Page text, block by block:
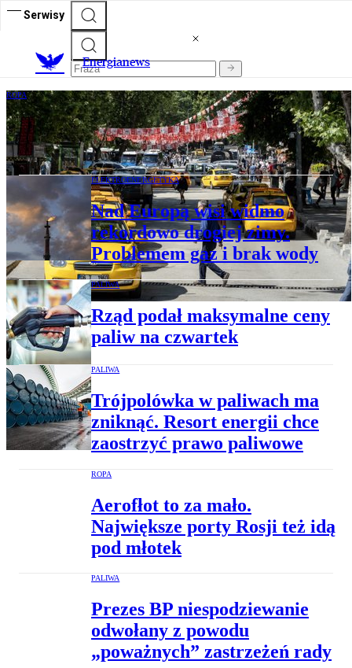
Serwisy
Energianews
ROPA
Rosyjska ropa za droga dla Turcji.
Ankara szuka nowych dostawców
ELEKTROENERGETYKA
Nad Europą wisi widmo
rekordowo drogiej zimy.
Problemem gaz i brak wody
PALIWA
Rząd podał maksymalne ceny
paliw na czwartek
PALIWA
Trójpolówka w paliwach ma
zniknąć. Resort energii chce
zaostrzyć prawo paliwowe
ROPA
Aerofłot to za mało.
Największe porty Rosji też idą
pod młotek
PALIWA
Prezes BP niespodziewanie
odwołany z powodu
„poważnych” zastrzeżeń rady